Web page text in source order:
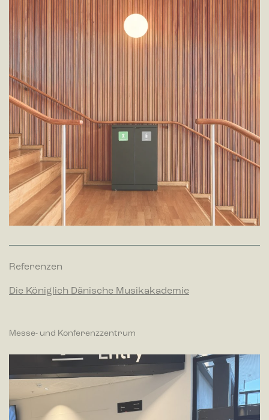
Referenzen
Die Königlich Dänische Musikakademie
Messe- und Konferenzzentrum